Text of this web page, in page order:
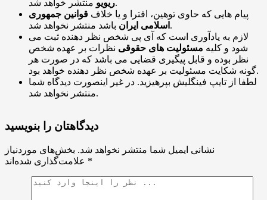
ریویومنتشر خواهد شد.
پیام هایی که حاوی توهین، افترا و یا خلاف قوانین جمهوری
اسلامی ایران باشد منتشر نخواهد شد.
لازم به یادآوری است که آی پی شخص نظر دهنده ثبت می
شود و کلیه مسئولیت های حقوقی نظرات بر عهده شخص
نظر بوده و قابل پیگیری قضایی می باشد که در صورت هر
گونه شکایت مسئولیت بر عهده شخص نظر دهنده خواهد بود.
لطفا از تایپ فینگلیش بپرهیزید. در غیر اینصورت دیدگاه شما
منتشر نخواهد شد.
دیدگاهتان را بنویسید
نشانی ایمیل شما منتشر نخواهد شد. بخش‌های موردنیاز
*